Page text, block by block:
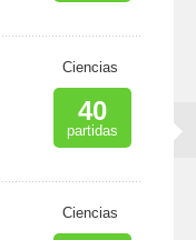
Ciencias
40
partidas
Ciencias